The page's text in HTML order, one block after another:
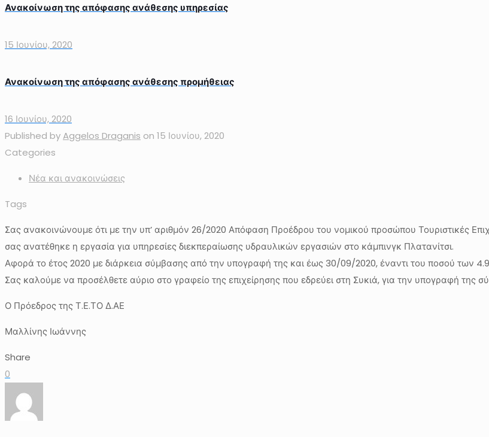
Ανακοίνωση της απόφασης ανάθεσης υπηρεσίας
15 Ιουνίου, 2020
Ανακοίνωση της απόφασης ανάθεσης προμήθειας
16 Ιουνίου, 2020
Published byAggelos Draganis on 15 Ιουνίου, 2020
Categories
Νέα και ανακοινώσεις
Tags
Σας ανακοινώνουμε ότι με την υπ’ αριθμόν 26/2020 Απόφαση Προέδρου του νομικού προσώπου Τουριστικές
σας ανατέθηκε η εργασία για υπηρεσίες διεκπεραίωσης υδραυλικών εργασιών στο κάμπινγκ Πλατανίτσι.
Αφορά το έτος 2020 με διάρκεια σύμβασης από την υπογραφή της και έως 30/09/2020, έναντι του ποσού των
Σας καλούμε να προσέλθετε αύριο στο γραφείο της επιχείρησης που εδρεύει στη Συκιά, για την υπογραφή της
Ο Πρόεδρος της Τ.Ε.ΤΟ Δ.ΑΕ
Μαλλίνης Ιωάννης
Share
0